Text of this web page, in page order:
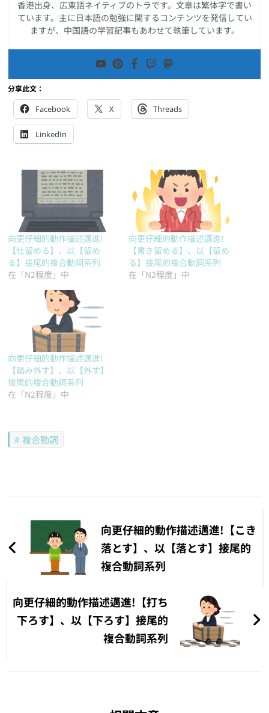
香港出身、広東語ネイティブのトラです。文章は繁体字で書い
ています。主に日本語の勉強に関するコンテンツを発信してい
ますが、中国語の学習記事もあわせて執筆しています。
分享此文：
Facebook X Threads
LinkedIn
向更仔細的動作描述邁進!
【仕留める】、以【留め
る】接尾的複合動詞系列
在「N2程度」中
向更仔細的動作描述邁進!
【書き留める】、以【留め
る】接尾的複合動詞系列
在「N2程度」中
向更仔細的動作描述邁進!
【踏み外す】、以【外す】
接尾的複合動詞系列
在「N2程度」中
複合動詞
導
向更仔細的動作描述邁進!【こき
落とす】、以【落とす】接尾的
複合動詞系列
向更仔細的動作描述邁進!【打ち
下ろす】、以【下ろす】接尾的
複合動詞系列